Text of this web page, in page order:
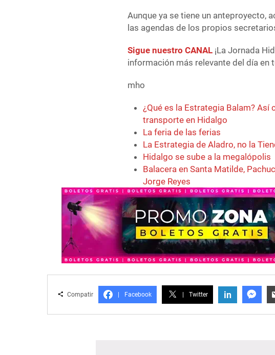
Aunque ya se tiene un anteproyecto,
las agendas de los propios
Sigue nuestro CANAL ¡La Jornada
información más relevante del día en
mho
¿Qué es la Estrategia Balam? Así
transporte en Hidalgo
La feria de las ferias
La Estrategia de Aladro, no la
Hidalgo se sube a la megalópolis
Balacera en Santa Matilde,
Jorge Reyes
Compatir Facebook Twitter in